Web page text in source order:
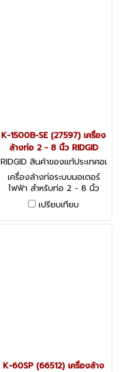
K-1500B-SE (27597) เครื่อง
ล้างท่อ 2 - 8 นิ้ว RIDGID
RIDGID สินค้าของแท้ประเทศอเ
มริกา K-1500B-SE (27597)
เครื่องล้างท่อระบบมอเตอร์
ไฟฟ้า สำหรับท่อ 2 - 8 นิ้ว
เปรียบเทียบ
K-60SP (66512) เครื่องล้าง